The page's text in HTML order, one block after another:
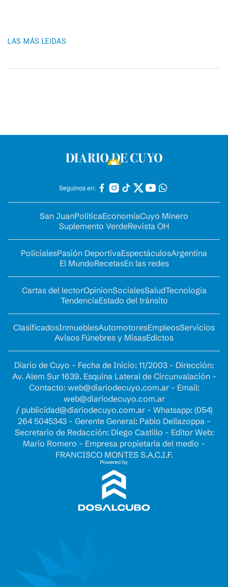
LAS MÁS LEIDAS
Seguinos en:
San JuanPolíticaEconomíaCuyo Minero
Suplemento VerdeRevista OH
PolicialesPasión DeportivaEspectáculosArgentina
El MundoRecetasEn las redes
Cartas del lectorOpinionSocialesSaludTecnología
TendenciaEstado del tránsito
ClasificadosInmueblesAutomotoresEmpleosServicios
Avisos Fúnebres y MisasEdictos
Diario de Cuyo - Fecha de Inicio: 11/2003 - Dirección:
Av. Alem Sur 1639. Esquina Lateral de Circunvalación -
Contacto: web@diariodecuyo.com.ar- Email:
web@diariodecuyo.com.ar
/ publicidad@diariodecuyo.com.ar- Whatsapp: (054)
264 5045343 - Gerente General: Pablo Dellazoppa -
Secretario de Redacción: Diego Castillo - Editor Web:
Mario Romero - Empresa propietaria del medio -
FRANCISCO MONTES S.A.C.I.F.